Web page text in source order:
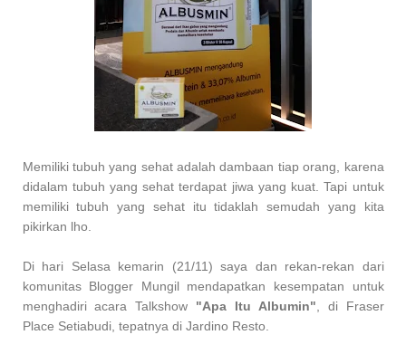
Memiliki tubuh yang sehat adalah dambaan tiap orang, karena
didalam tubuh yang sehat terdapat jiwa yang kuat.Tapi untuk
memiliki tubuh yang sehat itu tidaklah semudah yang kita
pikirkan lho.
Di hari Selasa kemarin (21/11) saya dan rekan-rekan dari
komunitas Blogger Mungil mendapatkan kesempatan untuk
menghadiri acara Talkshow "Apa Itu Albumin" , di Fraser
Place Setiabudi, tepatnya di Jardino Resto.